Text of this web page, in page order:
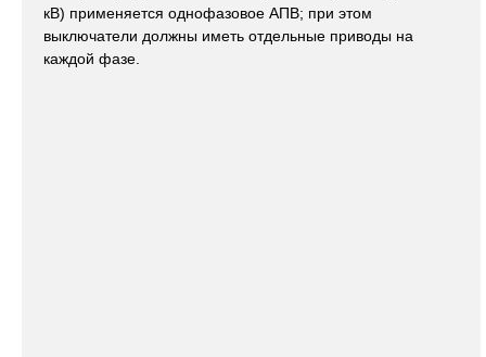
кВ) применяется однофазовое АПВ; при этом
выключатели должны иметь отдельные приводы на
каждой фазе.